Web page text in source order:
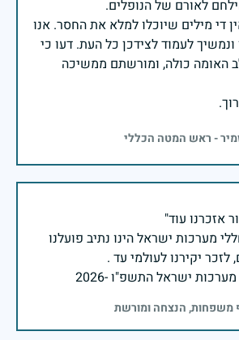
די מילים שיוכלו למלא את החסר. אנו
לעמוד לצידכן כל העת. דעו כי
האומה כולה, ומורשתם ממשיכה
- ראש המטה הכללי
מערכות ישראל הינו נתיב פועלנו
ישראל התשפ"ו -2026
משפחות, הנצחה ומורשת